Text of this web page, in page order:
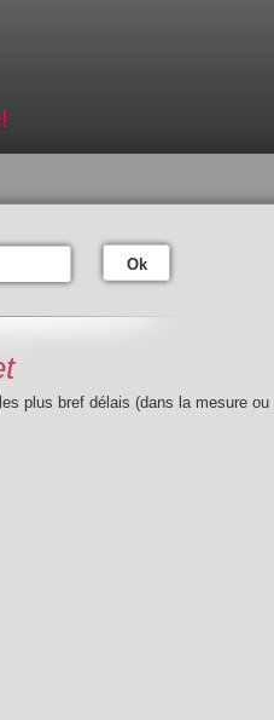
Ok
plus bref délais (dans la mesure